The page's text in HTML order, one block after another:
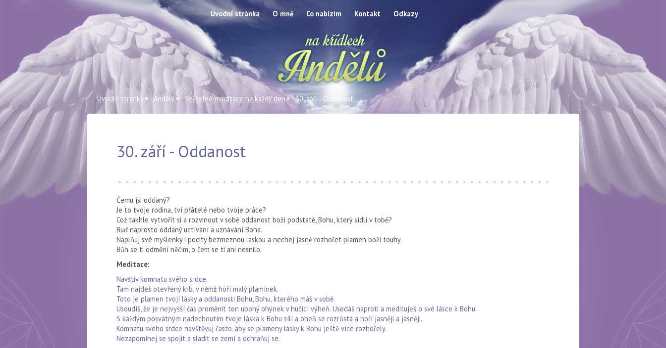
Úvodní stránka O mně Co nabízím Kontakt Odkazy
Úvodní stránka Andělé Světelné meditace na každý den 30. září - Oddanost
30. září - Oddanost
Čemu jsi oddaný?
Je to tvoje rodina, tví přátelé nebo tvoje práce?
Což takhle vytvořit si a rozvinout v sobě oddanost boží podstatě, Bohu, který sídlí v tobě?
Buď naprosto oddaný uctívání a uznávání Boha.
Naplňuj své myšlenky i pocity bezmeznou láskou a nechej jasně rozhořet plamen boží touhy.
Bůh se ti odmění něčím, o čem se ti ani nesnilo.
Meditace:
Navštiv komnatu svého srdce.
Tam najdeš otevřený krb, v němž hoří malý plamínek.
Toto je plamen tvojí lásky a oddanosti Bohu, Bohu, kterého máš v sobě.
Usoudíš, že je nejvyšší čas proměnit ten ubohý ohýnek v hučící výheň. Usedáš naproti a medituješ o své lásce k Bohu.
S každým posvátným nadechnutím tvoje láska k Bohu sílí a oheň se rozrůstá a hoří jasněji a jasněji.
Komnatu svého srdce navštěvuj často, aby se plameny lásky k Bohu ještě více rozhořely.
Nezapomínej se spojit a sladit se zemí a ochraňuj se.